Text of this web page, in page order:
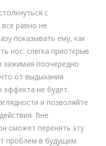
с
равно не
показывать ему, как
нос: слегка приоткрыв
зажимая поочередно
от выдыхания
эффекта не будет.
и позволяйте
Вне
сможет перенять эту
проблем в будущем.